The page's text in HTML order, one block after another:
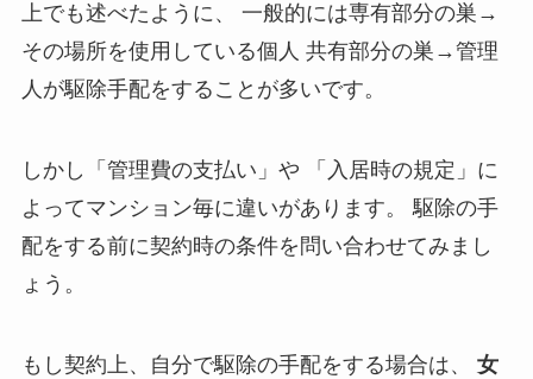
上でも述べたように、
一般的には専有部分の巣→
その場所を使用している個人 共有部分の巣→管理
人が駆除手配をすることが多いです。
しかし「管理費の支払い」や 「入居時の規定」に
よってマンション毎に違いがあります。
駆除の手
配をする前に契約時の条件を問い合わせてみまし
ょう。
もし契約上、自分で駆除の手配をする場合は、
女